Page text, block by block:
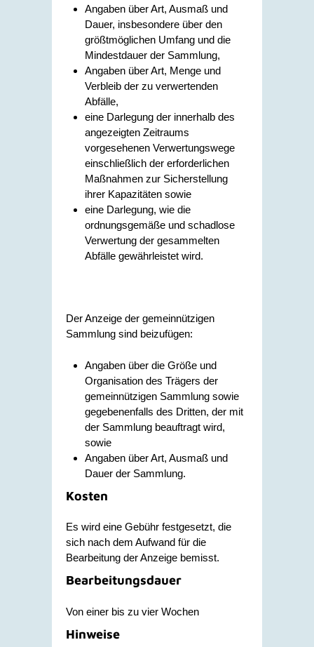
Angaben über Art, Ausmaß und
Dauer, insbesondere über den
größtmöglichen Umfang und die
Mindestdauer der Sammlung,
Angaben über Art, Menge und
Verbleib der zu verwertenden
Abfälle,
eine Darlegung der innerhalb des
angezeigten Zeitraums
vorgesehenen Verwertungswege
einschließlich der erforderlichen
Maßnahmen zur Sicherstellung
ihrer Kapazitäten sowie
eine Darlegung, wie die
ordnungsgemäße und schadlose
Verwertung der gesammelten
Abfälle gewährleistet wird.
Der Anzeige der gemeinnützigen
Sammlung sind beizufügen:
Angaben über die Größe und
Organisation des Trägers der
gemeinnützigen Sammlung sowie
gegebenenfalls des Dritten, der mit
der Sammlung beauftragt wird,
sowie
Angaben über Art, Ausmaß und
Dauer der Sammlung.
Kosten
Es wird eine Gebühr festgesetzt, die
sich nach dem Aufwand für die
Bearbeitung der Anzeige bemisst.
Bearbeitungsdauer
Von einer bis zu vier Wochen
Hinweise